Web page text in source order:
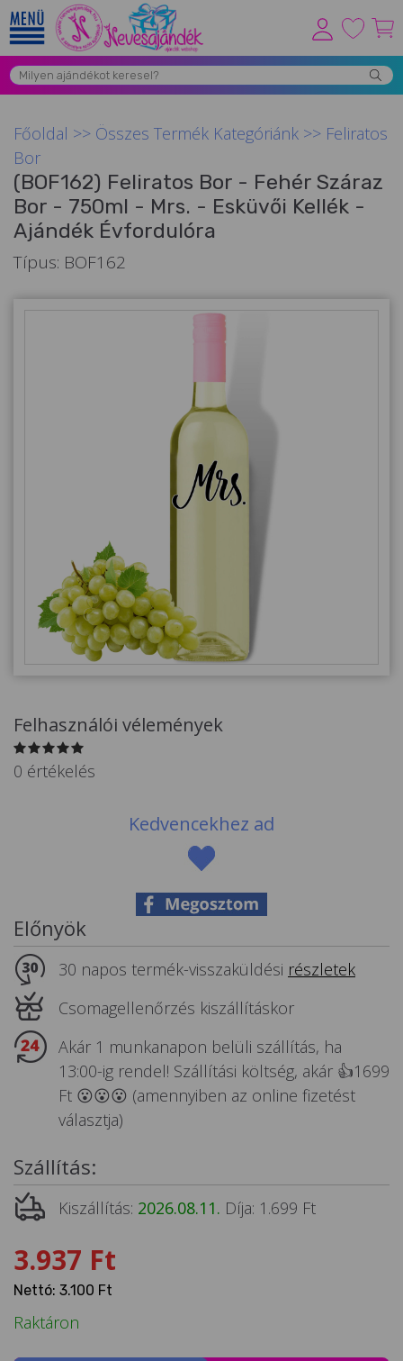
Viszonteladóknak
Grill Party Kellékek ❤️
Egyedi Ajándékok Rendelés
Összes Ajándék Kategória ⭐
Vicces Pólók
Ajándék Ötletek Férfiaknak
Családtagoknak
Barátnak/Barátnőnek
Party kellékek
Foglalkozás szerint
Sport/Hobbi szerint
Állatos ajándéktárgyak
Főoldal >> Összes Termék Kategóriánk >> Feliratos
Bor
(BOF162) Feliratos Bor - Fehér Száraz
Bor - 750ml - Mrs. - Esküvői Kellék -
Ajándék Évfordulóra
Típus: BOF162
Felhasználói vélemények
0 értékelés
Kedvencekhez ad
Előnyök
30 napos termék-visszaküldési részletek
Csomagellenőrzés kiszállításkor
Akár 1 munkanapon belüli szállítás, ha
13:00-ig rendel! Szállítási költség, akár 👍1699
Ft 😮😮😮 (amennyiben az online fizetést
választja)
Szállítás:
Kiszállítás: 2026.08.11. Díja: 1.699 Ft
3.937 Ft
Nettó: 3.100 Ft
Raktáron